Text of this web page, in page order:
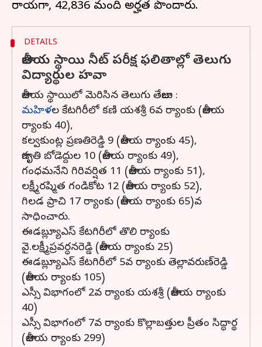
DETAILS
జాతీయ స్థాయి నీట్ పరీక్ష ఫలితాల్లో తెలుగు
విద్యార్థుల హవా
జాతీయ స్థాయిలో మెరిసిన తెలుగు తేజాలు :
మహిళల కేటగిరీలో కణి యశశ్రీ 6వ ర్యాంకు (జాతీయ
ర్యాంకు 40),
కల్వకుంట్ల ప్రణతిరెడ్డి 9 (జాతీయ ర్యాంకు 45),
జాగృతి బోడెద్దుల 10 (జాతీయ ర్యాంకు 49),
గంధమనేని గిరివర్షిత 11 (జాతీయ ర్యాంకు 51),
లక్ష్మీరష్మిత గండికోట 12 (జాతీయ ర్యాంకు 52),
గిలడ ప్రాచి 17 ర్యాంకు (జాతీయ ర్యాంకు 65)వ
సాధించారు.
ఈడబ్ల్యూఎస్‌ కేటగిరీలో తొలి ర్యాంకు
వై.లక్ష్మీప్రవర్ధనరెడ్డి (జాతీయ ర్యాంకు 25)
ఈడబ్ల్యూఎస్‌ కేటగిరీలో 5వ ర్యాంకు తెల్లావరుణ్‌రెడ్డి
(జాతీయ ర్యాంకు 105)
ఎస్సీ విభాగంలో 2వ ర్యాంకు యశశ్రీ (జాతీయ ర్యాంకు
40)
ఎస్సీ విభాగంలో 7వ ర్యాంకు కొల్లాబత్తుల ప్రీతం సిద్ధార్థ
(జాతీయ ర్యాంకు 299)